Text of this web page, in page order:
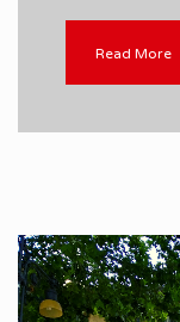
Read More